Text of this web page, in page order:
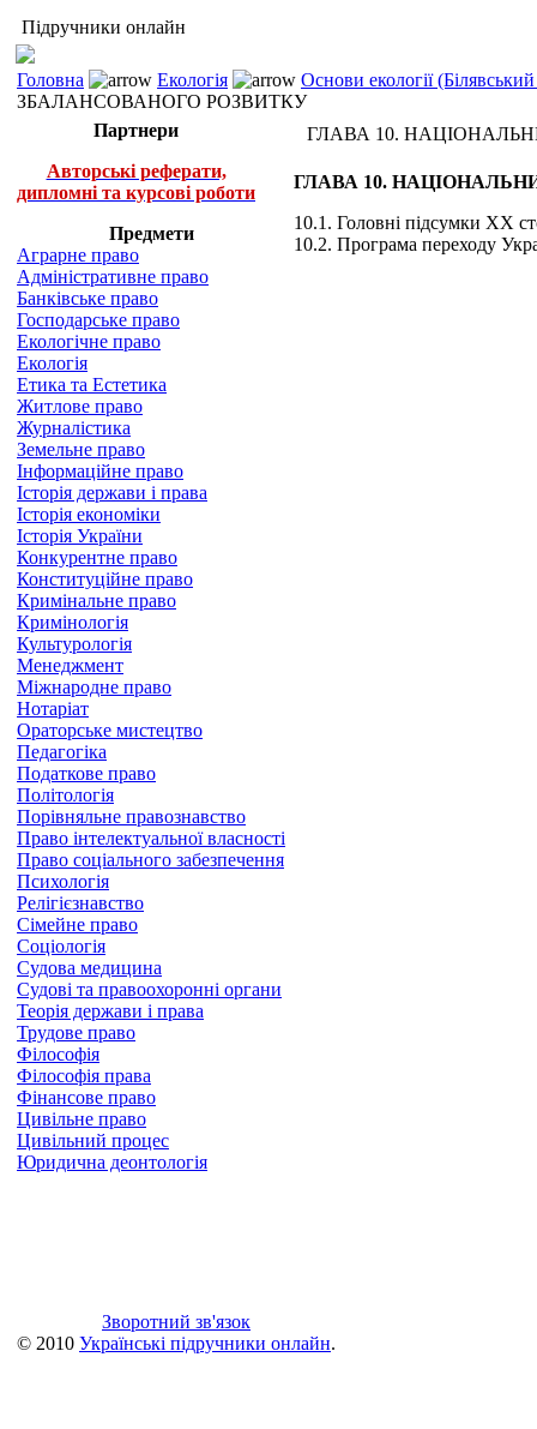
Підручники онлайн
Головна Екологія
Основи екології
ЗБАЛАНСОВАНОГО РОЗВИТКУ
Партнери
Авторські реферати,
дипломні та курсові роботи
Предмети
Аграрне право
Адміністративне право
Банківське право
Господарське право
Екологічне право
Екологія
Етика та Естетика
Житлове право
Журналістика
Земельне право
Інформаційне право
Історія держави і права
Історія економіки
Історія України
Конкурентне право
Конституційне право
Кримінальне право
Кримінологія
Культурологія
Менеджмент
Міжнародне право
Нотаріат
Ораторське мистецтво
Педагогіка
Податкове право
Політологія
Порівняльне правознавство
Право інтелектуальної власності
Право соціального забезпечення
Психологія
Релігієзнавство
Сімейне право
Соціологія
Судова медицина
Судові та правоохоронні органи
Теорія держави і права
Трудове право
Філософія
Філософія права
Фінансове право
Цивільне право
Цивільний процес
Юридична деонтологія
ГЛАВА 10.
ГЛАВА 10.
10.1. Головні підсумки XX
10.2. Програма переходу
Зворотний зв'язок
© 2010 Українські підручники онлайн.